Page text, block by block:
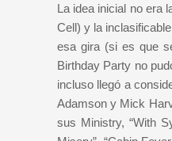
La idea inicial no era
Cell) y la
esa gira (si es que
Birthday Party no
incluso llegó a
Adamson y Mick
sus Ministry, “With